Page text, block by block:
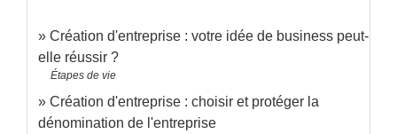
Création d'entreprise : votre idée de business peut-
elle réussir ?
Étapes de vie
Création d'entreprise : choisir et protéger la
dénomination de l'entreprise